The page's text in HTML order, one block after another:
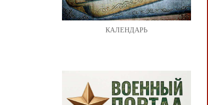
КАЛЕНДАРЬ